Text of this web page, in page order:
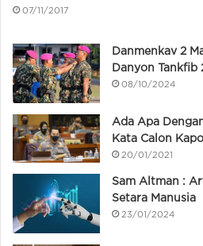
07/11/2017
Danmenkav 2
Danyon Tankfib
08/10/2024
Ada Apa
Kata Calon
20/01/2021
Sam Altman :
Setara Manusia
23/01/2024